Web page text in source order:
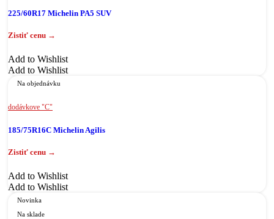
225/60R17 Michelin PA5 SUV
Add to Wishlist
Add to Wishlist
Na objednávku
dodávkove "C"
185/75R16C Michelin Agilis
Add to Wishlist
Add to Wishlist
Novinka
Na sklade